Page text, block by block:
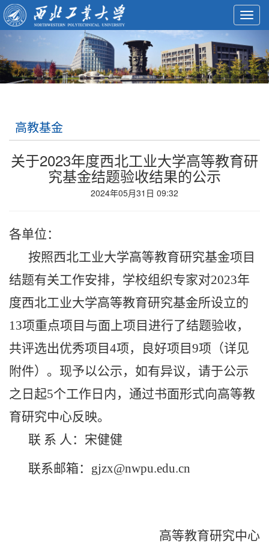
高教基金
关于2023年度西北工业大学高等教育研
究基金结题验收结果的公示
2024年05月31日 09:32
各单位：
按照西北工业大学高等教育研究基金项目
结题有关工作安排，学校组织专家对2023年
度西北工业大学高等教育研究基金所设立的
13项重点项目与面上项目进行了结题验收，
共评选出优秀项目 4项，良好项目 9项（详见
附件）。现予以公示，如有异议，请于公示
之日起5个工作日内，通过书面形式向高等教
育研究中心反映。
联 系 人：宋健健
联系邮箱： gjzx@nwpu.edu.cn
高等教育研究中心